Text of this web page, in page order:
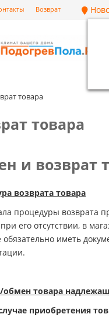
Возврат
товара
товара
и возврат
возврата товара
процедуры возврата
его отсутствии, в
обязательно иметь
обмен товара
приобретения